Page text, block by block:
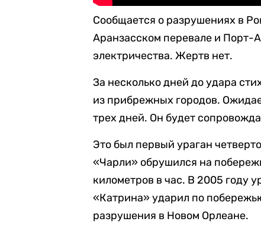
Сообщается о разрушениях в
Аранзасском перевале и Порт-
электричества. Жертв нет.
За несколько дней до удара
из прибрежных городов.
трех дней. Он будет
Это был первый ураган
«Чарли» обрушился на
километров в час. В 2005 году
«Катрина» ударил по
разрушения в Новом Орлеане.